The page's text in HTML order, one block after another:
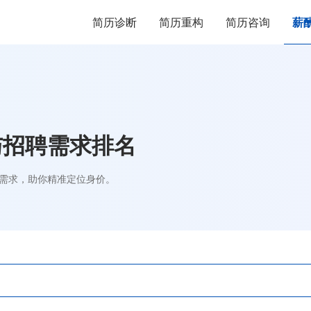
简历诊断 简历重构 简历咨询 薪
聘需求排名
，助你精准定位身价。